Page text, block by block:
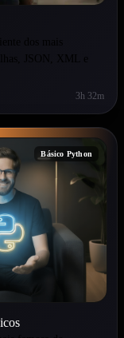
JSON, XML e
3h 32m
Básico Python